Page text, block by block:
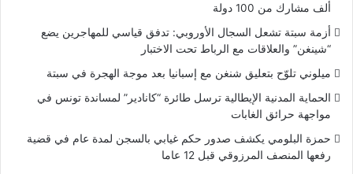
ألف مشارك من 100 دولة
أزمة سبتة تشعل السجال الأوروبي: تدفق قياسي للمهاجرين يضع
“شينغن” والعلاقات مع الرباط تحت الاختبار
ميلوني تلوّح بتعليق شنغن مع إسبانيا بعد موجة الهجرة في سبتة
الحماية المدنية الإيطالية ترسل طائرة “كانادير” لمساندة تونس في
مواجهة حرائق الغابات
حمزة البلومي يكشف صدور حكم غيابي بالسجن لمدة عام في قضية
رفعها المنصف المرزوقي قبل 12 عاما